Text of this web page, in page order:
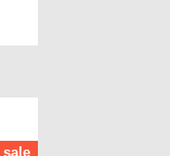
sale